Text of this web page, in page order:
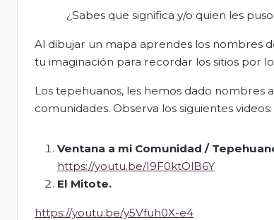
¿Sabes que significa y/o quien les
Al dibujar un mapa aprendes los nombres
tu imaginación para recordar los sitios por
Los tepehuanos, les hemos dado nombres
comunidades. Observa los siguientes videos:
Ventana a mi Comunidad /
https://youtu.be/I9F0ktOlB6Y
El Mitote.
https://youtu.be/y5Vfuh0X-e4